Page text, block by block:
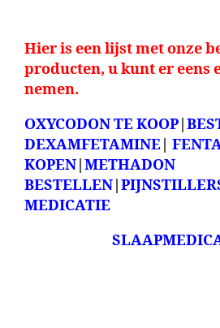
Hier is een lijst met onze
producten, u kunt er eens
nemen.
OXYCODON TE KOOP
DEXAMFETAMINE
KOPEN METHADON
BESTELLEN
MEDICATIE